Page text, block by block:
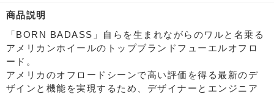
商品説明
「BORN BADASS」自らを生まれながらのワルと名乗る
アメリカンホイールのトップブランドフューエルオフロ
ード。
アメリカのオフロードシーンで高い評価を得る最新のデ
ザインと機能を実現するため、デザイナーとエンジニア